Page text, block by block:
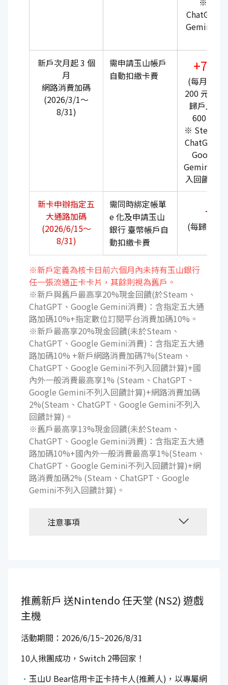
ChatGPT
Gemini 不
新戶次月起 3 個
月
網路消費加碼
(2026/3/1～
8/31)
需申請玉山帳戶
自動扣繳卡費
+7%
(每月上限
200 元， 每
歸戶上限
600 元)
※ Steam、
ChatGPT、
Google
Gemini不列
入回饋計算
新卡申辦指定五
大通路加碼
(2026/6/15～
8/31)
需同時綁定帳單
e 化及申請玉山
銀行 臺幣帳戶自
動扣繳卡費
(每歸戶上
※新戶定義為核卡日前六個月內未持有玉山銀行
任一張流通正卡卡片，其餘則視為舊戶。
※新戶與舊戶最高享20%現金回饋(於Steam、
ChatGPT、Google Gemini消費)：含指定五大通
路加碼10%+指定數位訂閱平台消費加碼10%。
※新戶最高享20%現金回饋(未於Steam、
ChatGPT、Google Gemini消費)：含指定五大通
路加碼10% +新戶網路消費加碼7%(Steam、
ChatGPT、Google Gemini不列入回饋計算)+國
內外一般消費最高享1% (Steam、ChatGPT、
Google Gemini不列入回饋計算)+網路消費加碼
2%(Steam、ChatGPT、Google Gemini不列入
回饋計算)。
※舊戶最高享13%現金回饋(未於Steam、
ChatGPT、Google Gemini消費)：含指定五大通
路加碼10%+國內外一般消費最高享1%(Steam、
ChatGPT、Google Gemini不列入回饋計算)+網
路消費加碼2% (Steam、ChatGPT、Google
Gemini不列入回饋計算)。
注意事項
推薦新戶 送Nintendo 任天堂 (NS2) 遊戲
主機
活動期間：2026/6/15~2026/8/31
10人揪團成功，Switch 2帶回家！
玉山U Bear信用卡正卡持卡人(推薦人)，以專屬網